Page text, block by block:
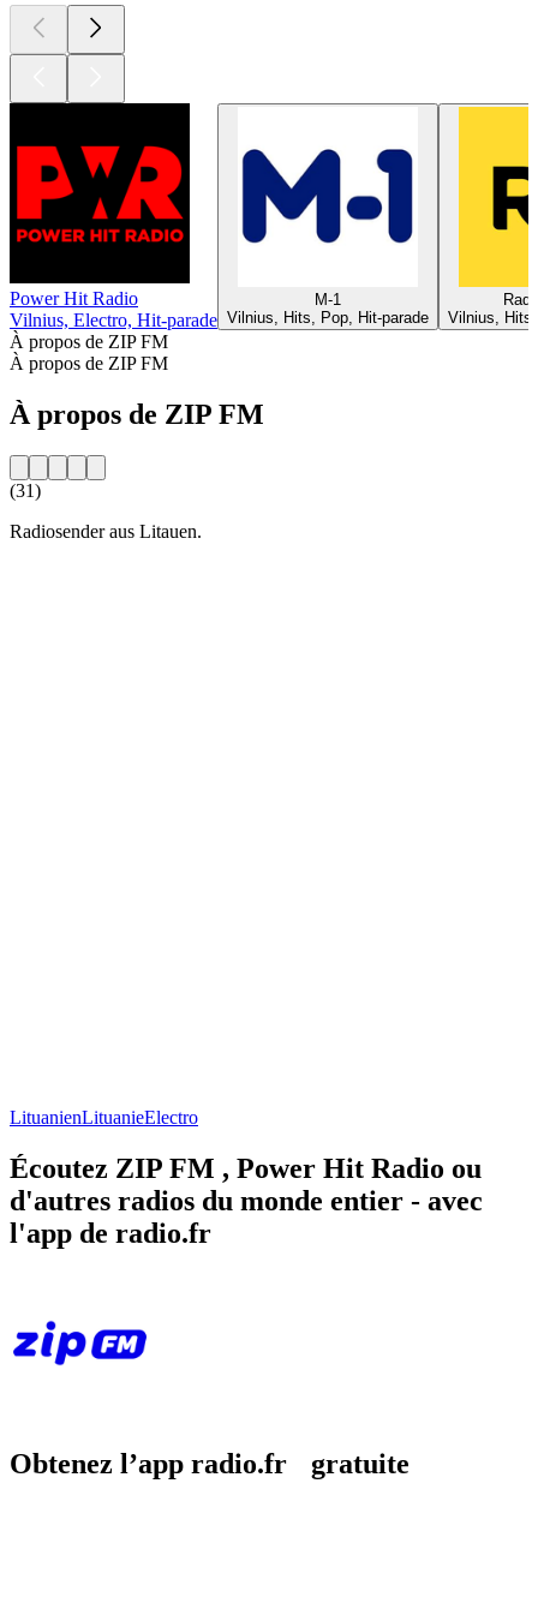
Power Hit Radio
Vilnius, Electro, Hit-parade
M-1
Vilnius, Hits, Pop, Hit-parade
Vilnius,
À propos de ZIP FM
À propos de ZIP FM
À propos de ZIP FM
(31)
Radiosender aus Litauen.
LituanienLituanieElectro
Écoutez ZIP FM , Power Hit Radio ou
d'autres radios du monde entier - avec
l'app de radio.fr
Obtenez l’app radio.fr gratuite